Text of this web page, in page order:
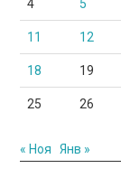
4 5
11 12
18 19
25 26
« Ноя Янв »